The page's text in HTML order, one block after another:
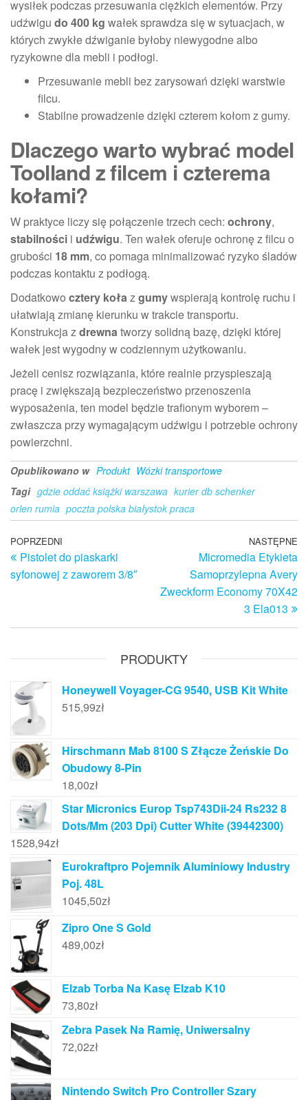
wysiłek podczas przesuwania ciężkich elementów. Przy
udźwigu do 400 kg wałek sprawdza się w sytuacjach, w
których zwykłe dźwiganie byłoby niewygodne albo
ryzykowne dla mebli i podłogi.
Przesuwanie mebli bez zarysowań dzięki warstwie
filcu.
Stabilne prowadzenie dzięki czterem kołom z gumy.
Dlaczego warto wybrać model
Toolland z filcem i czterema
kołami?
W praktyce liczy się połączenie trzech cech: ochrony,
stabilności i udźwigu. Ten wałek oferuje ochronę z filcu o
grubości 18 mm, co pomaga minimalizować ryzyko śladów
podczas kontaktu z podłogą.
Dodatkowo cztery kołazgumywspierają kontrolę ruchu i
ułatwiają zmianę kierunku w trakcie transportu.
Konstrukcja zdrewnatworzy solidną bazę, dzięki której
wałek jest wygodny w codziennym użytkowaniu.
Jeżeli cenisz rozwiązania, które realnie przyspieszają
pracę i zwiększają bezpieczeństwo przenoszenia
wyposażenia, ten model będzie trafionym wyborem –
zwłaszcza przy wymagającym udźwigu i potrzebie ochrony
powierzchni.
Opublikowano w Produkt Wózki transportowe
Tagi gdzie oddać książki warszawa kurier db schenker
orlen rumia poczta polska białystok praca
Nawigacja
wpisu
Poprzedni
wpis
POPRZEDNI
Pistolet do piaskarki
syfonowej z zaworem 3/8″
NASTĘPNE
Micromedia Etykieta
Samoprzylepna Avery
Zweckform Economy 70X42
3 Ela013
PRODUKTY
Honeywell Voyager-CG 9540, USB Kit White
515,99zł
Hirschmann Mab 8100 S Złącze Żeńskie Do
Obudowy 8-Pin
18,00zł
Star Micronics Europ Tsp743Dii-24 Rs232 8
Dots/Mm (203 Dpi) Cutter White (39442300)
1528,94zł
Eurokraftpro Pojemnik Aluminiowy Industry
Poj. 48L
1045,50zł
Zipro One S Gold
489,00zł
Elzab Torba Na Kasę Elzab K10
73,80zł
Zebra Pasek Na Ramię, Uniwersalny
72,02zł
Nintendo Switch Pro Controller Szary